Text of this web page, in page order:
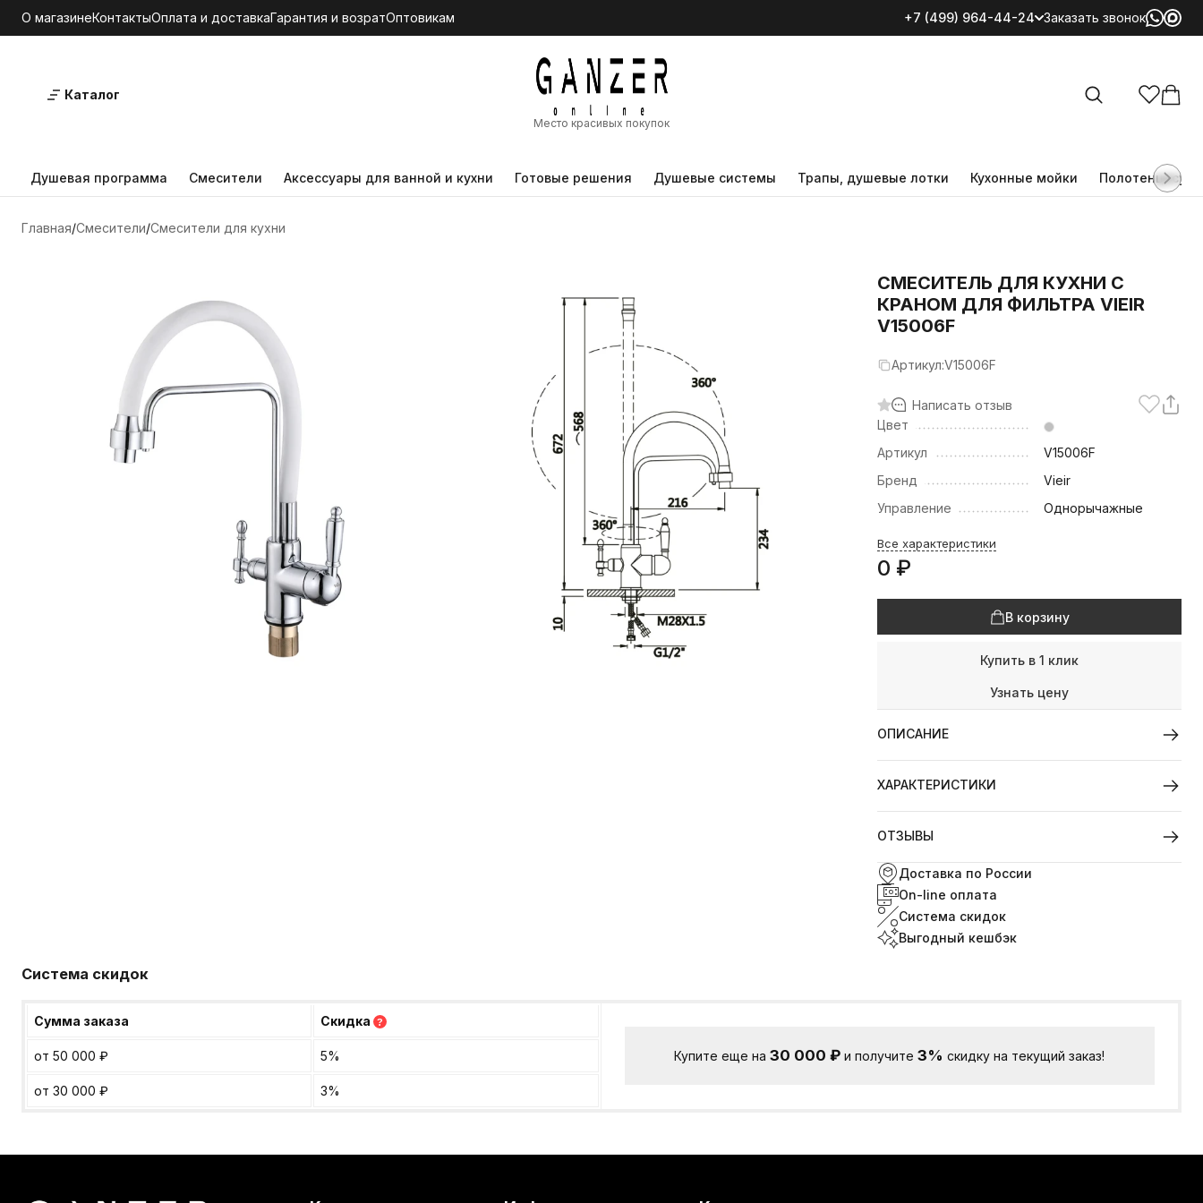
О магазинеКонтактыОплата и доставкаГарантия и возратОптовикам +7 (499) 964-44-24 Заказать звонок
Каталог
Место красивых покупок
Душевая программа Смесители Аксессуары для ванной и кухни Готовые решения Душевые системы Трапы, душевые лотки Кухонные мойки
Главная Смесители Смесители для кухни
СМЕСИТЕЛЬ ДЛЯ КУХНИ С
КРАНОМ ДЛЯ ФИЛЬТРА VIEIR
V15006F
Артикул:V15006F
Написать отзыв
Цвет
Артикул
V15006F
Бренд
Vieir
Управление
Однорычажные
Все характеристики
0 ₽
В корзину
Купить в 1 клик
Узнать цену
ОПИСАНИЕ
ХАРАКТЕРИСТИКИ
ОТЗЫВЫ
Доставка по России
On-line оплата
Система скидок
Выгодный кешбэк
Система скидок
Сумма заказа Скидка ?
от 50 000 ₽ 5%
от 30 000 ₽ 3%
Купите еще на30 000₽ и получите3% скидку на текущий заказ!